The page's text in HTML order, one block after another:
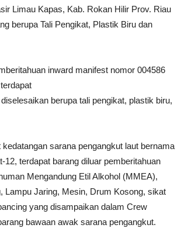
Limau Kapas, Kab. Rokan Hilir Prov. Riau
berupa Tali Pengikat, Plastik Biru dan
inward manifest nomor 004586
berupa tali pengikat, plastik biru,
sarana pengangkut laut bernama
12, terdapat barang diluar pemberitahuan
Mengandung Etil Alkohol (MMEA),
Lampu Jaring, Mesin, Drum Kosong, sikat
yang disampaikan dalam Crew
bawaan awak sarana pengangkut.